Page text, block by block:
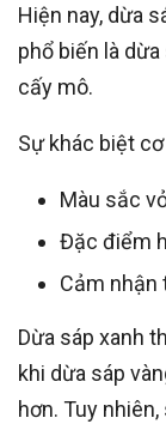
Hiện nay, dừa
phổ biến là
cấy mô.
Sự khác biệt
Màu sắc
Đặc điểm
Cảm nhận
Dừa sáp xanh
khi dừa sáp
hơn. Tuy